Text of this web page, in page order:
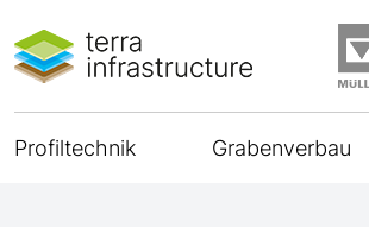
Profiltechnik Grabenverbau